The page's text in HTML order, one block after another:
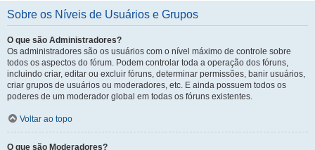
Sobre os Níveis de Usuários e Grupos
O que são Administradores?
Os administradores são os usuários com o nível máximo de controle sobre
todos os aspectos do fórum. Podem controlar toda a operação dos fóruns,
incluindo criar, editar ou excluir fóruns, determinar permissões, banir usuários,
criar grupos de usuários ou moderadores, etc. E ainda possuem todos os
poderes de um moderador global em todas os fóruns existentes.
Voltar ao topo
O que são Moderadores?